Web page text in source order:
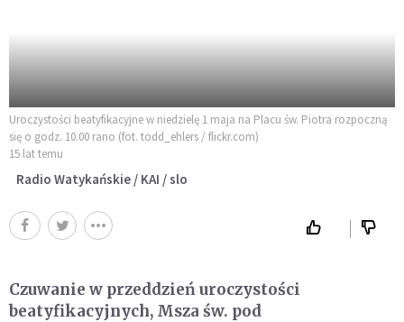
Uroczystości beatyfikacyjne w niedzielę 1 maja na Placu św. Piotra rozpoczną
się o godz. 10.00 rano (fot. todd_ehlers / flickr.com)
15 lat temu
Radio Watykańskie / KAI / slo
Czuwanie w przeddzień uroczystości
beatyfikacyjnych, Msza św. pod